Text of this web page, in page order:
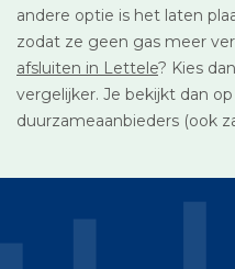
andere optie is het laten
zodat ze geen gas meer
afsluiten in Lettele? Kies
vergelijker. Je bekijkt dan op
duurzameaanbieders (ook